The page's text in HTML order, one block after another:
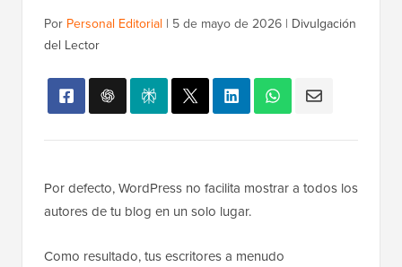
Por Personal Editorial | 5 de mayo de 2026 | Divulgación
del Lector
Por defecto, WordPress no facilita mostrar a todos los
autores de tu blog en un solo lugar.
Como resultado, tus escritores a menudo